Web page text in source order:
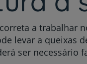
a trabalhar
levar a queixas
ser necessário